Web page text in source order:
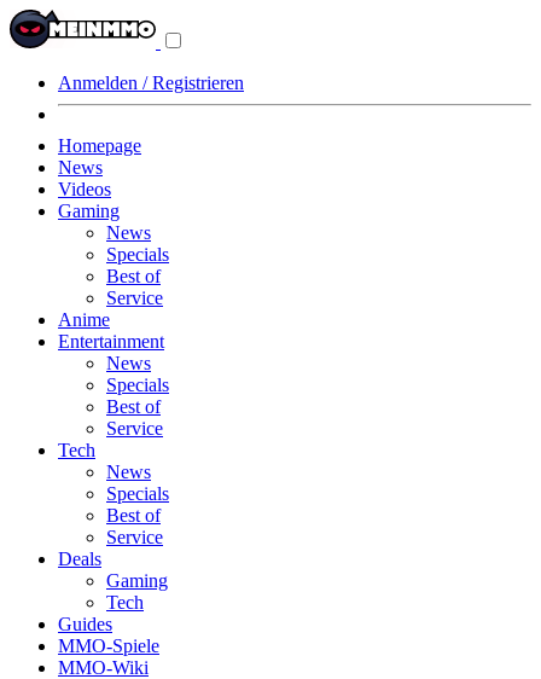
Anmelden / Registrieren
Homepage
News
Videos
Gaming
News
Specials
Best of
Service
Anime
Entertainment
News
Specials
Best of
Service
Tech
News
Specials
Best of
Service
Deals
Gaming
Tech
Guides
MMO-Spiele
MMO-Wiki